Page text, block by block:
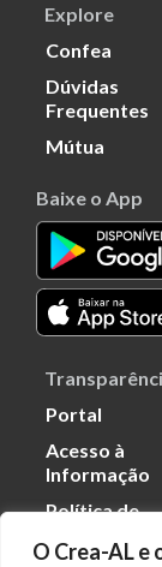
O Crea-AL e
Explore
Confea
Dúvidas
Frequentes
Mútua
Baixe o App
Portal
Acesso à
Informação
Política de
Dados